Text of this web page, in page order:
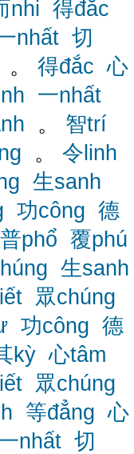
nhi 得đắc
nhất 切
。 得đắc 心
一nhất
。 智trí
。 令linh
生sanh
功công 德
普phổ 覆phú
生sanh
眾chúng
功công 德
kỳ 心tâm
眾chúng
等đẳng 心
nhất 切